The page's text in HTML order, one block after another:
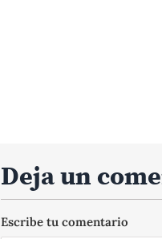
Deja un
Escribe tu comentario